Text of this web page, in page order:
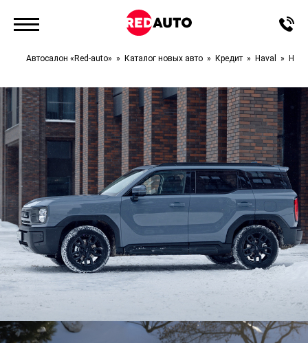
Автосалон «Red-auto» Каталог новых авто Кредит Haval H3